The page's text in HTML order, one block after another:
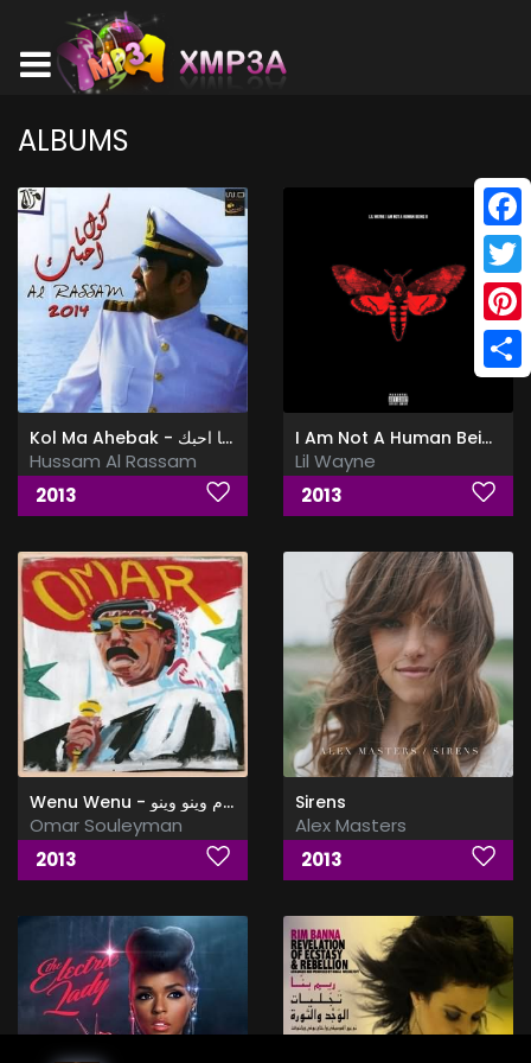
ALBUMS
Kol Ma Ahebak - البوم كل ما احبك
Hussam Al Rassam
2013
I Am Not A Human Being II
Lil Wayne
2013
Wenu Wenu - عمر سليمان البوم وينو وينو
Omar Souleyman
2013
Sirens
Alex Masters
2013